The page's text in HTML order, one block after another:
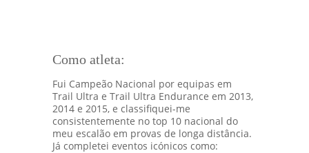
Como atleta:
Fui Campeão Nacional por equipas em
Trail Ultra e Trail Ultra Endurance em 2013,
2014 e 2015, e classifiquei-me
consistentemente no top 10 nacional do
meu escalão em provas de longa distância.
Já completei eventos icónicos como: